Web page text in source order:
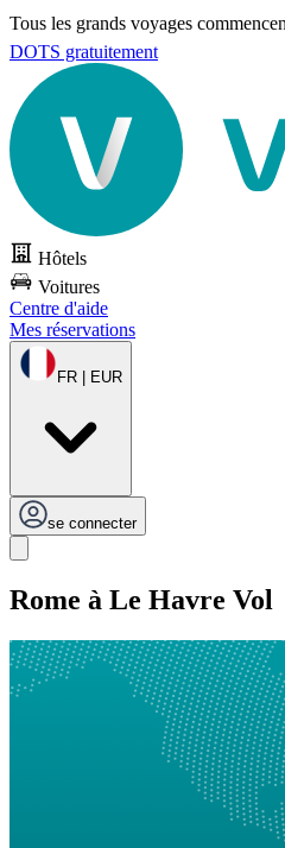
Tous les grands voyages
DOTS gratuitement
Hôtels
Voitures
Centre d'aide
Mes réservations
FR | EUR
se connecter
Rome à Le Havre Vol